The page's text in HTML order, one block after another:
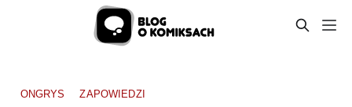
ONGRYS ZAPOWIEDZI